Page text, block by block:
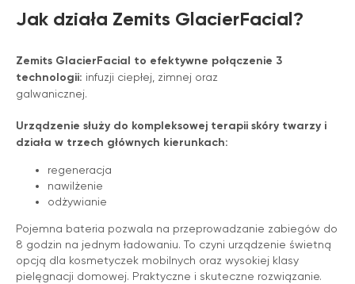
Jak działa Zemits GlacierFacial?
Zemits GlacierFacial to efektywne połączenie 3
technologii: infuzji ciepłej, zimnej oraz
galwanicznej.
Urządzenie służy do kompleksowej terapii skóry twarzy i
działa w trzech głównych kierunkach:
regeneracja
nawilżenie
odżywianie
Pojemna bateria pozwala na przeprowadzanie zabiegów do
8 godzin na jednym ładowaniu. To czyni urządzenie świetną
opcją dla kosmetyczek mobilnych oraz wysokiej klasy
pielęgnacji domowej. Praktyczne i skuteczne rozwiązanie.